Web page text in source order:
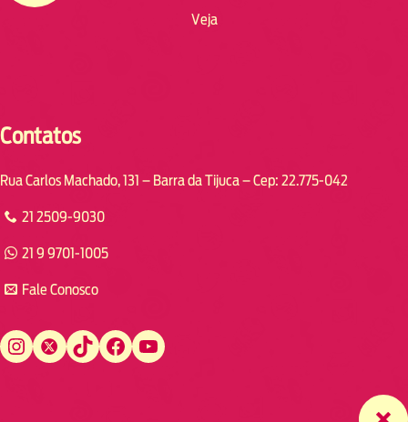
Veja
Contatos
Rua Carlos Machado, 131 – Barra da Tijuca – Cep: 22.775-042
21 2509-9030
21 9 9701-1005
Fale Conosco
Instagram Twitter TikTok Facebook YouTube